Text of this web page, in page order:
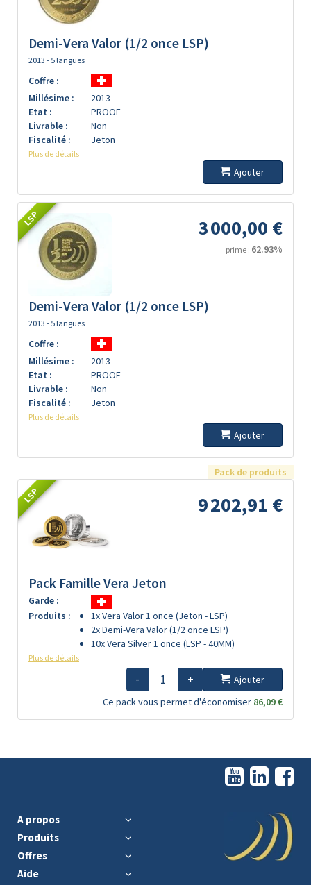
Demi-Vera Valor (1/2 once LSP)
2013 - 5 langues
Coffre :
Millésime :
2013
Etat :
PROOF
Livrable :
Non
Fiscalité :
Jeton
Plus de détails
Ajouter
LSP 3 000,00 €
prime : 62.93%
Demi-Vera Valor (1/2 once LSP)
2013 - 5 langues
Coffre :
Millésime :
2013
Etat :
PROOF
Livrable :
Non
Fiscalité :
Jeton
Plus de détails
Ajouter
Pack de produits
LSP 9 202,91 €
Pack Famille Vera Jeton
Garde :
Produits :
1x Vera Valor 1 once (Jeton - LSP)
2x Demi-Vera Valor (1/2 once LSP)
10x Vera Silver 1 once (LSP - 40MM)
Plus de détails
- +
Ajouter
Ce pack vous permet d'économiser 86,09 €
A propos
Produits
Offres
Aide